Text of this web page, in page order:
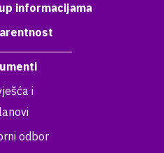
informacijama
i
odbor